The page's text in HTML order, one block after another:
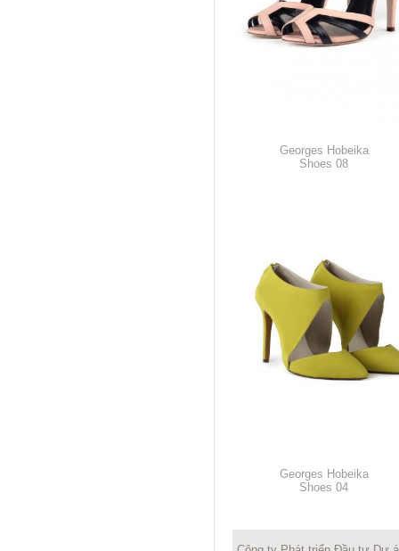
Georges Hobeika
Shoes 08
Georges Hobeika
Shoes 04